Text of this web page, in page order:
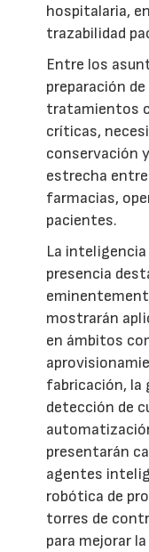
hospitalaria,
trazabilidad
Entre los
preparación
tratamientos
críticas,
conservación
estrecha
farmacias,
pacientes.
La
presencia
mostrarán
en ámbitos
fabricación, la
detección de
presentarán
agentes
robótica de
torres de
para mejorar